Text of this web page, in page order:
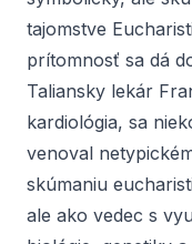
tajomstve
prítomnosť sa dá
Taliansky lekár
kardiológia, sa
venoval
skúmaniu
ale ako vedec s